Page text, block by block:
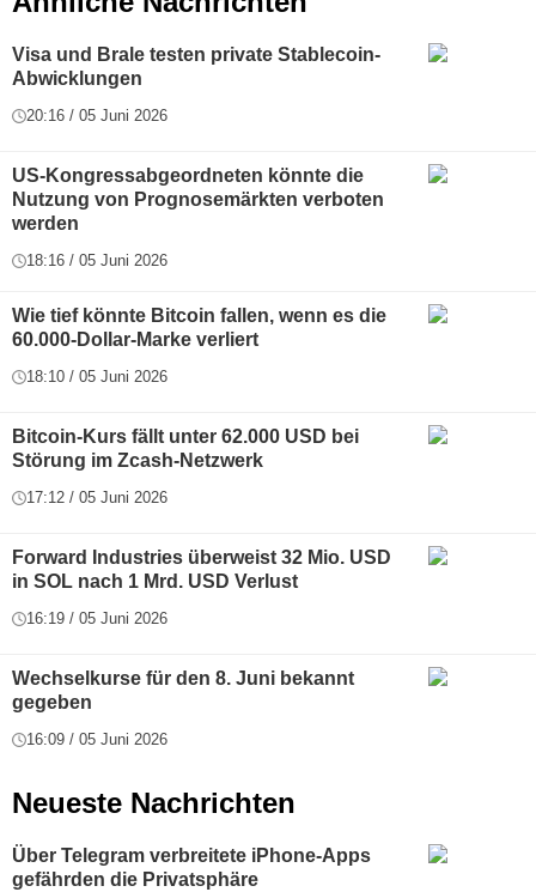
Visa und Brale testen private Stablecoin-
Abwicklungen
20:16 / 05 Juni 2026
US-Kongressabgeordneten könnte die
Nutzung von Prognosemärkten verboten
werden
18:16 / 05 Juni 2026
Wie tief könnte Bitcoin fallen, wenn es die
60.000-Dollar-Marke verliert
18:10 / 05 Juni 2026
Bitcoin-Kurs fällt unter 62.000 USD bei
Störung im Zcash-Netzwerk
17:12 / 05 Juni 2026
Forward Industries überweist 32 Mio. USD
in SOL nach 1 Mrd. USD Verlust
16:19 / 05 Juni 2026
Wechselkurse für den 8. Juni bekannt
gegeben
16:09 / 05 Juni 2026
Neueste Nachrichten
Über Telegram verbreitete iPhone-Apps
gefährden die Privatsphäre